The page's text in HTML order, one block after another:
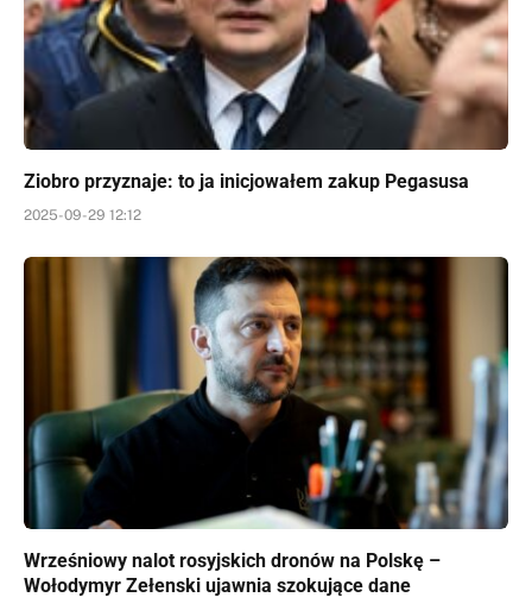
Ziobro przyznaje: to ja inicjowałem zakup Pegasusa
2025-09-29 12:12
Wrześniowy nalot rosyjskich dronów na Polskę –
Wołodymyr Zełenski ujawnia szokujące dane